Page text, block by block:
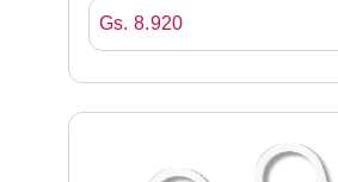
Gs. 8.920